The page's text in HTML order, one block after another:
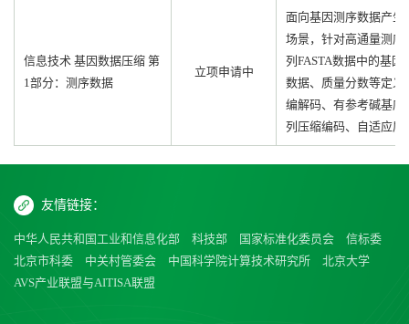
信息技术 基因数据压缩 第
1部分：测序数据
立项申请中
面向基因测序数据产
场景，针对高通量测序
列FASTA数据中的基
数据、质量分数等定
编解码、有参考碱基
列压缩编码、自适应质
友情链接：
中华人民共和国工业和信息化部 科技部 国家标准化委员会
信标委
北京市科委
中关村管委会 中国科学院计算技术研究所
北京大学
AVS产业联盟与AITISA联盟